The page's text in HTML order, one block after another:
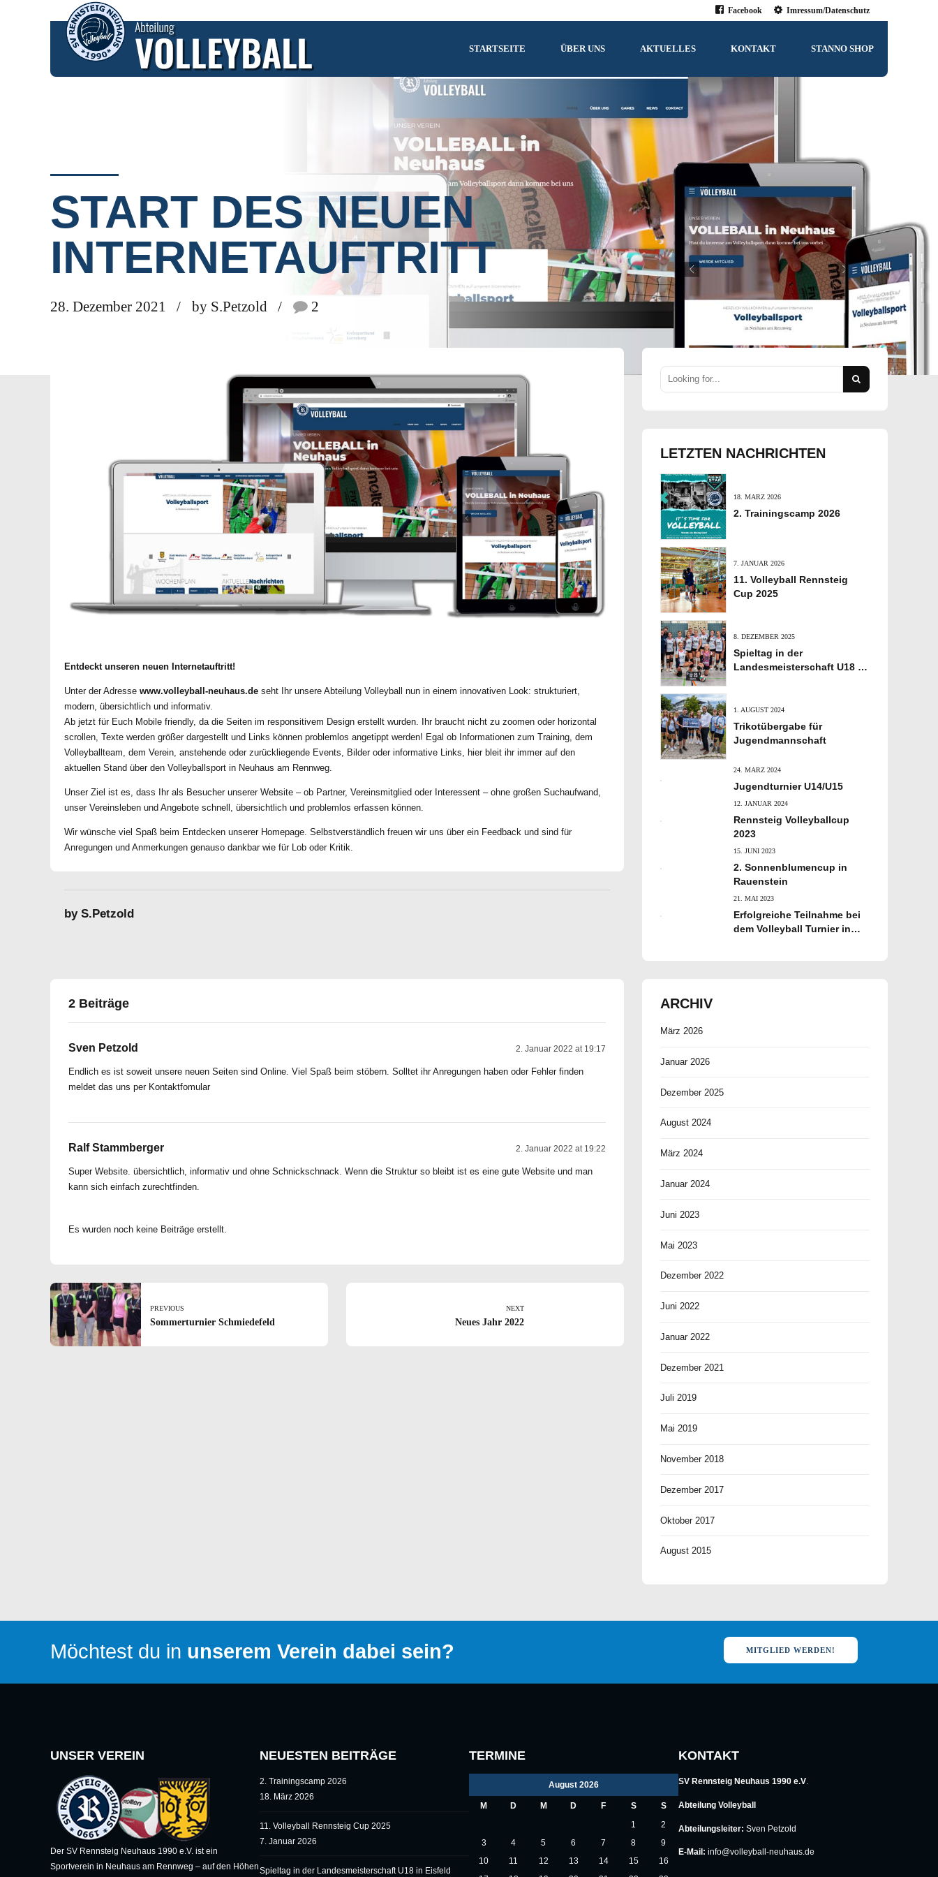
Facebook Imressum/Datenschutz
STARTSEITE ÜBER UNS AKTUELLES KONTAKT STANNO SHOP
START DES NEUEN
INTERNETAUFTRITT
28. Dezember 2021 by S.Petzold 2
Entdeckt unseren neuen Internetauftritt!
Unter der Adresse www.volleyball-neuhaus.de seht Ihr unsere Abteilung Volleyball nun in einem innovativen Look: strukturiert,
modern, übersichtlich und informativ.
Ab jetzt für Euch Mobile friendly, da die Seiten im responsitivem Design erstellt wurden. Ihr braucht nicht zu zoomen oder horizontal
scrollen, Texte werden größer dargestellt und Links können problemlos angetippt werden! Egal ob Informationen zum Training, dem
Volleyballteam, dem Verein, anstehende oder zurückliegende Events, Bilder oder informative Links, hier bleit ihr immer auf den
aktuellen Stand über den Volleyballsport in Neuhaus am Rennweg.
Unser Ziel ist es, dass Ihr als Besucher unserer Website – ob Partner, Vereinsmitglied oder Interessent – ohne großen Suchaufwand,
unser Vereinsleben und Angebote schnell, übersichtlich und problemlos erfassen können.
Wir wünsche viel Spaß beim Entdecken unserer Homepage. Selbstverständlich freuen wir uns über ein Feedback und sind für
Anregungen und Anmerkungen genauso dankbar wie für Lob oder Kritik.
by S.Petzold
2 Beiträge
Sven Petzold 2. Januar 2022 at 19:17
Endlich es ist soweit unsere neuen Seiten sind Online. Viel Spaß beim stöbern. Solltet ihr Anregungen haben oder Fehler finden
meldet das uns per Kontaktfomular
Ralf Stammberger 2. Januar 2022 at 19:22
Super Website. übersichtlich, informativ und ohne Schnickschnack. Wenn die Struktur so bleibt ist es eine gute Website und man
kann sich einfach zurechtfinden.
Es wurden noch keine Beiträge erstellt.
PREVIOUS
Sommerturnier Schmiedefeld
NEXT
Neues Jahr 2022
LETZTEN NACHRICHTEN
18. MÄRZ 2026
2. Trainingscamp 2026
7. JANUAR 2026
11. Volleyball Rennsteig
Cup 2025
8. DEZEMBER 2025
Spieltag in der
Landesmeisterschaft U18 in
1. AUGUST 2024
Trikotübergabe für
Jugendmannschaft
24. MÄRZ 2024
Jugendturnier U14/U15
12. JANUAR 2024
Rennsteig Volleyballcup
2023
15. JUNI 2023
2. Sonnenblumencup in
Rauenstein
21. MAI 2023
Erfolgreiche Teilnahme bei
dem Volleyball Turnier in
ARCHIV
März 2026
Januar 2026
Dezember 2025
August 2024
März 2024
Januar 2024
Juni 2023
Mai 2023
Dezember 2022
Juni 2022
Januar 2022
Dezember 2021
Juli 2019
Mai 2019
November 2018
Dezember 2017
Oktober 2017
August 2015
Möchtest du in unserem Verein dabei sein? MITGLIED WERDEN!
UNSER VEREIN
Der SV Rennsteig Neuhaus 1990 e.V. ist ein
Sportverein in Neuhaus am Rennweg – auf den Höhen
NEUESTEN BEITRÄGE
2. Trainingscamp 2026
18. März 2026
11. Volleyball Rennsteig Cup 2025
7. Januar 2026
Spieltag in der Landesmeisterschaft U18 in Eisfeld
TERMINE
August 2026
M D M D F S S
1
2
3
4 5 6 7 8
9
10
11 12 13 14 15
16
KONTAKT
SV Rennsteig Neuhaus 1990 e.V
Abteilung Volleyball
Abteilungsleiter: Sven Petzold
E-Mail: info@volleyball-neuhaus.de